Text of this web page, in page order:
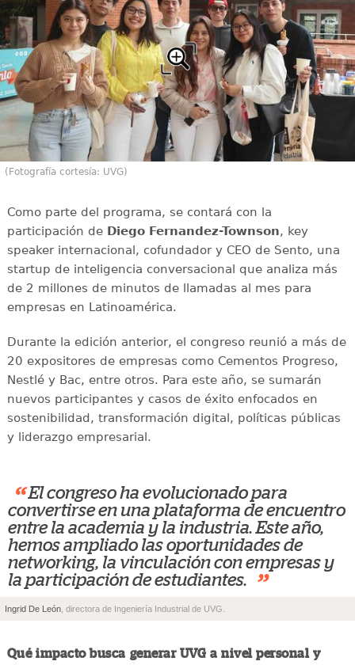
(Fotografía cortesía: UVG)
Como parte del programa, se contará con la
participación de Diego Fernandez-Townson, key
speaker internacional, cofundador y CEO de Sento, una
startup de inteligencia conversacional que analiza más
de 2 millones de minutos de llamadas al mes para
empresas en Latinoamérica.
Durante la edición anterior, el congreso reunió a más de
20 expositores de empresas como Cementos Progreso,
Nestlé y Bac, entre otros. Para este año, se sumarán
nuevos participantes y casos de éxito enfocados en
sostenibilidad, transformación digital, políticas públicas
y liderazgo empresarial.
“ El congreso ha evolucionado para
convertirse en una plataforma de encuentro
entre la academia y la industria. Este año,
hemos ampliado las oportunidades de
networking, la vinculación con empresas y
la participación de estudiantes.
”
Ingrid De León , directora de Ingeniería Industrial de UVG.
Qué impacto busca generar UVG a nivel personal y